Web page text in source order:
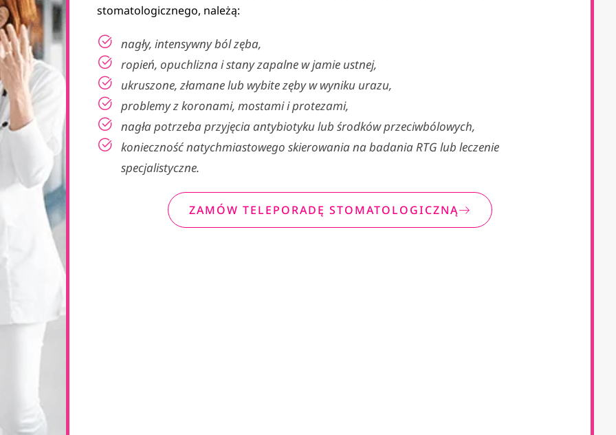
stomatologicznego, należą:
nagły, intensywny ból zęba,
ropień, opuchlizna i stany zapalne w jamie ustnej,
ukruszone, złamane lub wybite zęby w wyniku urazu,
problemy z koronami, mostami i protezami,
nagła potrzeba przyjęcia antybiotyku lub środków przeciwbólowych,
konieczność natychmiastowego skierowania na badania RTG lub leczenie
specjalistyczne.
ZAMÓW TELEPORADĘ STOMATOLOGICZNĄ